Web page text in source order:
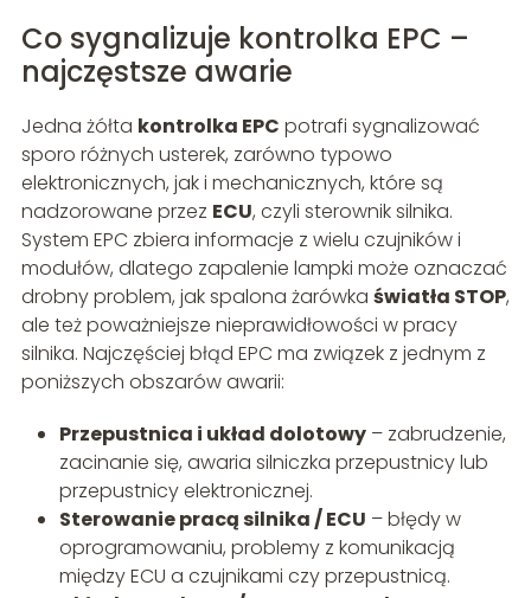
Co sygnalizuje kontrolka EPC –
najczęstsze awarie
Jedna żółta kontrolka EPC potrafi sygnalizować
sporo różnych usterek, zarówno typowo
elektronicznych, jak i mechanicznych, które są
nadzorowane przez ECU, czyli sterownik silnika.
System EPC zbiera informacje z wielu czujników i
modułów, dlatego zapalenie lampki może oznaczać
drobny problem, jak spalona żarówka światła STOP,
ale też poważniejsze nieprawidłowości w pracy
silnika. Najczęściej błąd EPC ma związek z jednym z
poniższych obszarów awarii:
Przepustnica i układ dolotowy– zabrudzenie,
zacinanie się, awaria silniczka przepustnicy lub
przepustnicy elektronicznej.
Sterowanie pracą silnika / ECU – błędy w
oprogramowaniu, problemy z komunikacją
między ECU a czujnikami czy przepustnicą.